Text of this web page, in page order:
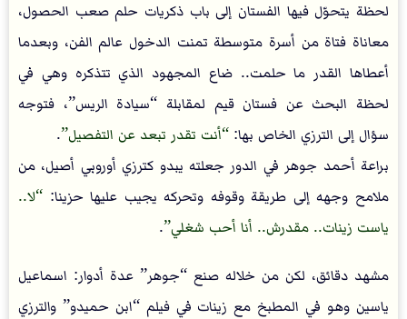
لحظة يتحوّل فيها الفستان إلى باب ذكريات حلم صعب الحصول،
معاناة فتاة من أسرة متوسطة تمنت الدخول عالم الفن، وبعدما
أعطاها القدر ما حلمت.. ضاع المجهود الذي تتذكره وهي في
لحظة البحث عن فستان قيم لمقابلة “سيادة الريس”، فتوجه
سؤال إلى الترزي الخاص بها:
أنت تقدر تبعد عن التفصيل .
براعة أحمد جوهر في الدور جعلته يبدو كترزي أوروبي أصيل، من
ملامح وجهه إلى طريقة وقوفه وتحركه يجيب عليها حزينا:
لا..
ياست زينات.. مقدرش.. أنا أحب شغلي .
مشهد دقائق، لكن من خلاله صنع “جوهر” عدة أدوار: اسماعيل
ياسين وهو في المطبخ مع زينات في فيلم “ابن حميدو” والترزي